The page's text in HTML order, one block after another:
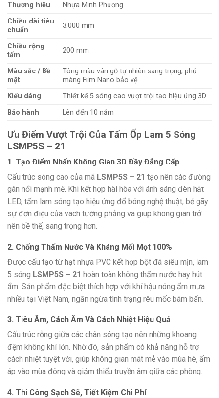
Thương hiệu
Nhựa Minh Phương
Chiều dài tiêu
chuẩn
3.000 mm
Chiều rộng
tấm
200 mm
Màu sắc / Bề
mặt
Tông màu vân gỗ tự nhiên sang trọng, phủ
màng Film Nano bảo vệ
Kiểu dáng
Thiết kế 5 sóng cao vượt trội tạo hiệu ứng 3D
Bảo hành
Lên đến 10 năm
Ưu Điểm Vượt Trội Của Tấm Ốp Lam 5 Sóng
LSMP5S – 21
1. Tạo Điểm Nhấn Không Gian 3D Đầy Đẳng Cấp
Cấu trúc sóng cao của mã LSMP5S – 21 tạo nên các đường
gân nổi mạnh mẽ. Khi kết hợp hài hòa với ánh sáng đèn hắt
LED, tấm lam sóng tạo hiệu ứng đổ bóng nghệ thuật, bẻ gãy
sự đơn điệu của vách tường phẳng và giúp không gian trở
nên bề thế, sang trọng hơn.
2. Chống Thấm Nước Và Kháng Mối Mọt 100%
Được cấu tạo từ hạt nhựa PVC kết hợp bột đá siêu mịn, lam
5 sóng LSMP5S – 21 hoàn toàn không thấm nước hay hút
ẩm. Sản phẩm đặc biệt thích hợp với khí hậu nóng ẩm mưa
nhiều tại Việt Nam, ngăn ngừa tình trạng rêu mốc bám bẩn.
3. Tiêu Âm, Cách Âm Và Cách Nhiệt Hiệu Quả
Cấu trúc rỗng giữa các chân sóng tạo nên những khoang
đệm không khí lớn. Nhờ đó, sản phẩm có khả năng hỗ trợ
cách nhiệt tuyệt vời, giúp không gian mát mẻ vào mùa hè, ấm
áp vào mùa đông và giảm thiểu truyền âm giữa các phòng.
4. Thi Công Sạch Sẽ, Tiết Kiệm Chi Phí